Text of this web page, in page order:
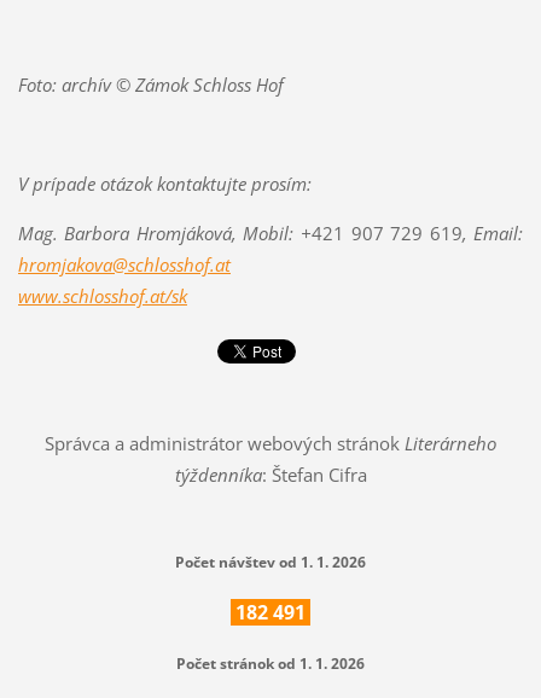
Foto: archív © Zámok Schloss Hof
V prípade otázok kontaktujte prosím:
Mag. Barbora Hromjáková, Mobil: +421 907 729 619, Email:
hromjakova@schlosshof.at
www.schlosshof.at/sk
Správca a administrátor webových stránok Literárneho
týždenníka: Štefan Cifra
Počet návštev od 1. 1. 2026
182491
Počet stránok od 1. 1. 2026